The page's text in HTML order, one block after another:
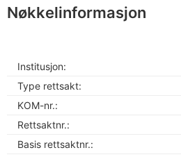
Nøkkelinformasjon
Institusjon:
Type rettsakt:
KOM-nr.:
Rettsaktnr.:
Basis rettsaktnr.: